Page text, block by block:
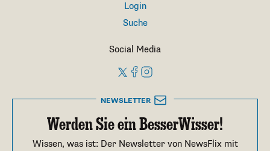
Login
Suche
Social Media
NEWSLETTER
Werden Sie ein BesserWisser!
Wissen, was ist: Der Newsletter von NewsFlix mit